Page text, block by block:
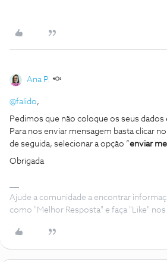
Ana P.
@falido,
Pedimos que não coloque os seus
Para nos enviar mensagem basta clicar
de seguida, selecionar a opção “enviar
Obrigada
Ajude a comunidade a encontrar
como "Melhor Resposta" e faça "Like"